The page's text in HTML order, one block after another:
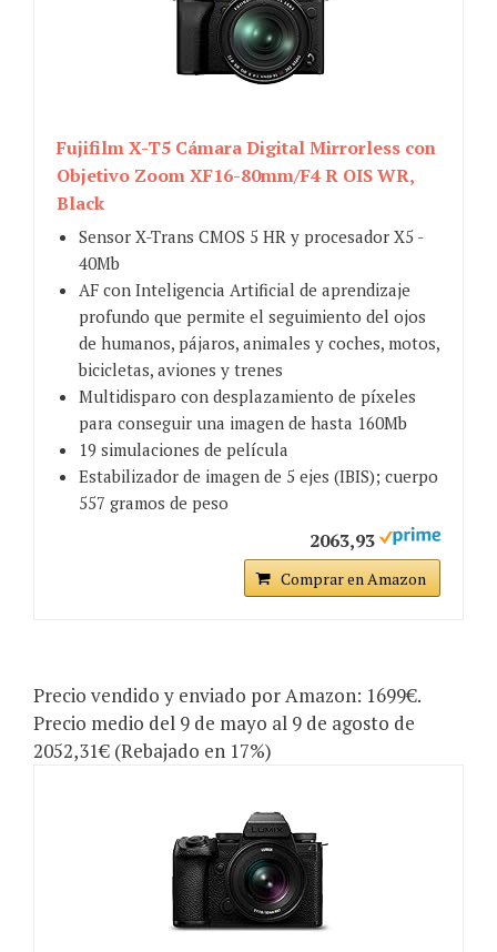
Fujifilm X-T5 Cámara Digital Mirrorless con
Objetivo Zoom XF16-80mm/F4 R OIS WR,
Black
Sensor X-Trans CMOS 5 HR y procesador X5 -
40Mb
AF con Inteligencia Artificial de aprendizaje
profundo que permite el seguimiento del ojos
de humanos, pájaros, animales y coches, motos,
bicicletas, aviones y trenes
Multidisparo con desplazamiento de píxeles
para conseguir una imagen de hasta 160Mb
19 simulaciones de película
Estabilizador de imagen de 5 ejes (IBIS); cuerpo
557 gramos de peso
2063,93
Comprar en Amazon
Precio vendido y enviado por Amazon: 1699€.
Precio medio del 9 de mayo al 9 de agosto de
2052,31€ (Rebajado en 17%)